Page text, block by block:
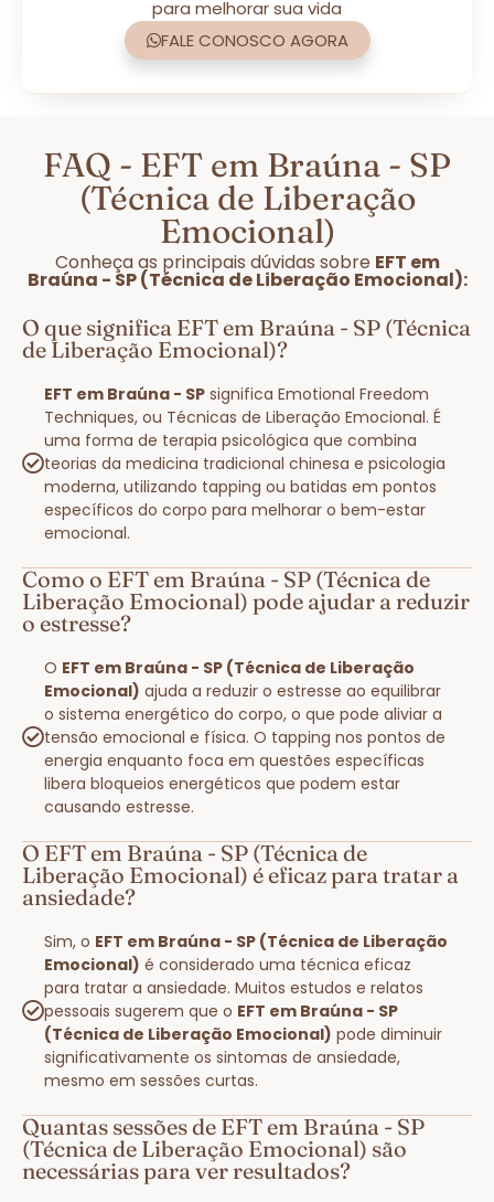
para melhorar sua vida
FALE CONOSCO AGORA
FAQ - EFT em Braúna - SP
(Técnica de Liberação
Emocional)
Conheça as principais dúvidas sobre EFT em
Braúna - SP (Técnica de Liberação Emocional):
O que significa EFT em Braúna - SP (Técnica
de Liberação Emocional)?
EFT em Braúna - SP significa Emotional Freedom
Techniques, ou Técnicas de Liberação Emocional. É
uma forma de terapia psicológica que combina
teorias da medicina tradicional chinesa e psicologia
moderna, utilizando tapping ou batidas em pontos
específicos do corpo para melhorar o bem-estar
emocional.
Como o EFT em Braúna - SP (Técnica de
Liberação Emocional) pode ajudar a reduzir
o estresse?
O EFT em Braúna - SP (Técnica de Liberação
Emocional) ajuda a reduzir o estresse ao equilibrar
o sistema energético do corpo, o que pode aliviar a
tensão emocional e física. O tapping nos pontos de
energia enquanto foca em questões específicas
libera bloqueios energéticos que podem estar
causando estresse.
O EFT em Braúna - SP (Técnica de
Liberação Emocional) é eficaz para tratar a
ansiedade?
Sim, o EFT em Braúna - SP (Técnica de Liberação
Emocional) é considerado uma técnica eficaz
para tratar a ansiedade. Muitos estudos e relatos
pessoais sugerem que o EFT em Braúna - SP
(Técnica de Liberação Emocional) pode diminuir
significativamente os sintomas de ansiedade,
mesmo em sessões curtas.
Quantas sessões de EFT em Braúna - SP
(Técnica de Liberação Emocional) são
necessárias para ver resultados?